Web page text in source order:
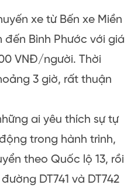
xe từ Bến xe Miền
Bình Phước với giá
VNĐ/người. Thời
3 giờ, rất thuận
ai yêu thích sự tự
trong hành trình,
theo Quốc lộ 13, rồi
DT741 và DT742